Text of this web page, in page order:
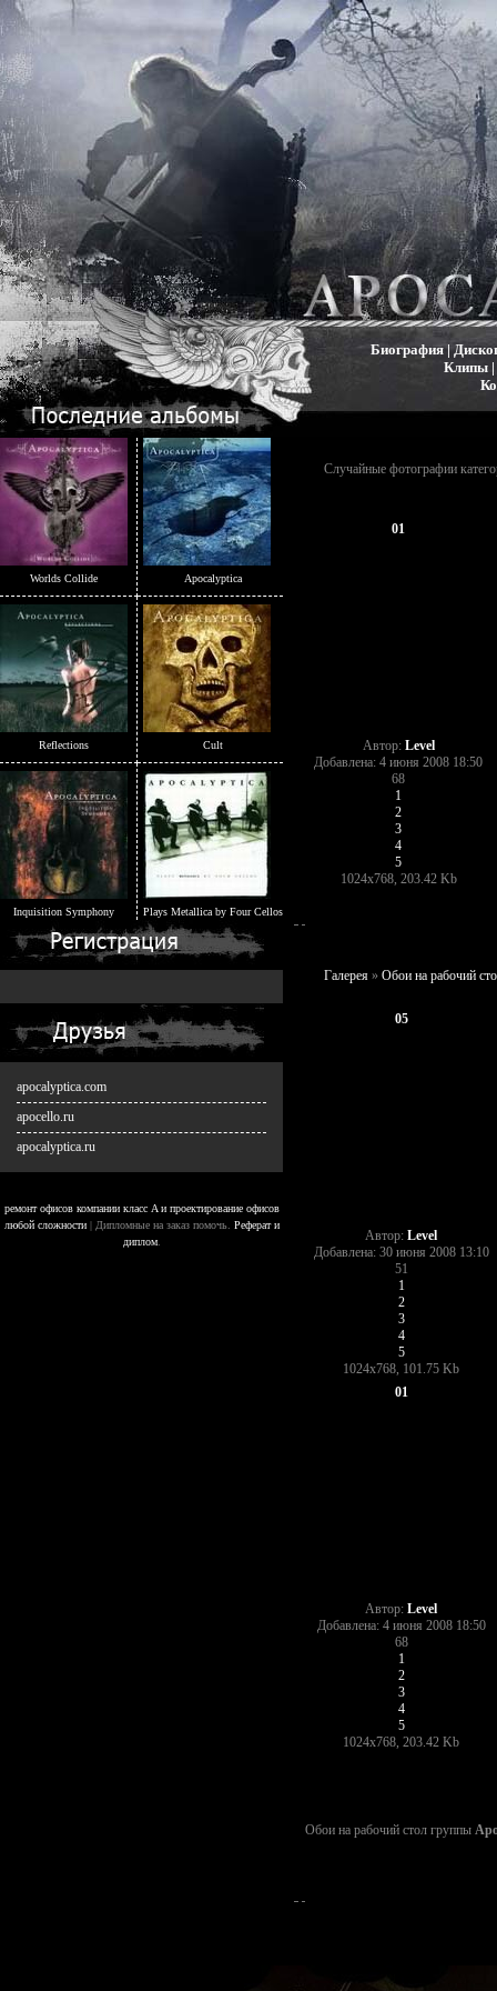
Биография|
Клипы|
Worlds Collide Apocalyptica
Reflections Cult
Inquisition Symphony Plays Metallica by Four Cellos
apocalyptica.com
apocello.ru
apocalyptica.ru
ремонт офисов компании класс A и проектирование офисов
любой сложности| Дипломные на заказ помочь. Реферат и
диплом.
Случайные фотографии
01
Автор: Level
Добавлена: 4 июня 2008 18:50
68
1
2
3
4
5
1024x768, 203.42 Kb
Галерея » Обои на рабочий
05
Автор: Level
Добавлена: 30 июня 2008 13:10
51
1
2
3
4
5
1024x768, 101.75 Kb
01
Автор: Level
Добавлена: 4 июня 2008 18:50
68
1
2
3
4
5
1024x768, 203.42 Kb
Обои на рабочий стол группы